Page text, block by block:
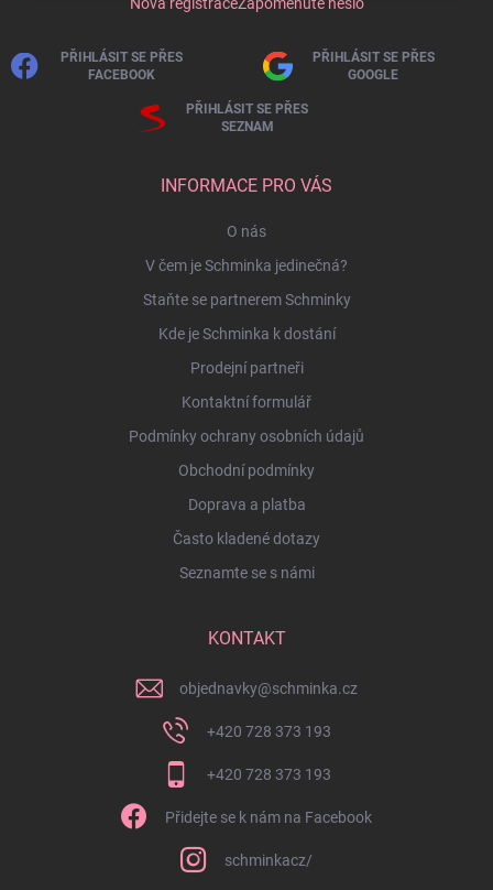
PŘIHLÁSIT SE PŘES
FACEBOOK
PŘIHLÁSIT SE PŘES
GOOGLE
PŘIHLÁSIT SE PŘES
SEZNAM
INFORMACE PRO VÁS
O nás
V čem je Schminka jedinečná?
Staňte se partnerem Schminky
Kde je Schminka k dostání
Prodejní partneři
Kontaktní formulář
Podmínky ochrany osobních údajů
Obchodní podmínky
Doprava a platba
Často kladené dotazy
Seznamte se s námi
KONTAKT
objednavky@schminka.cz
+420 728 373 193
+420 728 373 193
Přidejte se k nám na Facebook
schminkacz/